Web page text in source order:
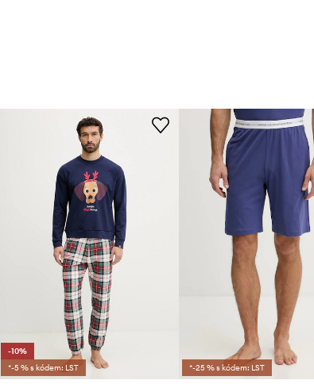
-10%
*-5 % s kódem: LST
*-25 % s kódem: LST